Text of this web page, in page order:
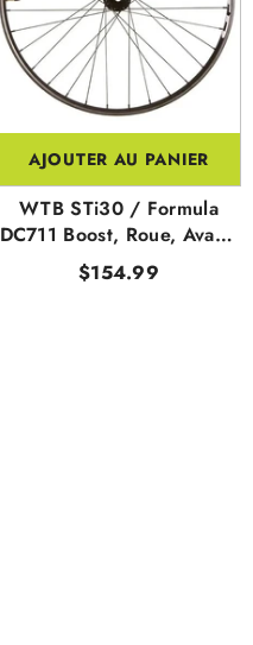
AJOUTER AU PANIER
WTB STi30 / Formula
DC711 Boost, Roue, Avant,
27.5'' / 584, Trous: 32,
15mm TA, 110mm, Disque
$154.99